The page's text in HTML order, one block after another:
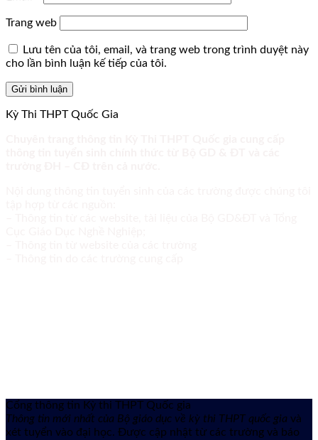
Trang web
Lưu tên của tôi, email, và trang web trong trình duyệt này
cho lần bình luận kế tiếp của tôi.
Kỳ Thi THPT Quốc Gia
Cổng thông tin Kỳ thi THPT Quốc gia
Thông tin mới nhất của Bộ giáo dục về kỳ thi THPT quốc gia và
xét tuyển vào đại học. Được cập nhật từ các trường và báo